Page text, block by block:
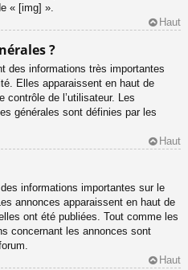
« [img] ».
Haut
?
des informations très importantes
Elles apparaissent en haut de
contrôle de l’utilisateur. Les
générales sont définies par les
Haut
informations importantes sur le
annonces apparaissent en haut de
ont été publiées. Tout comme les
concernant les annonces sont
Haut